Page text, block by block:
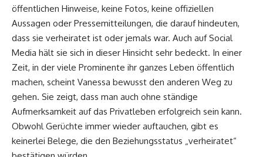
öffentlichen Hinweise, keine Fotos, keine offiziellen
Aussagen oder Pressemitteilungen, die darauf hindeuten,
dass sie verheiratet ist oder jemals war. Auch auf Social
Media hält sie sich in dieser Hinsicht sehr bedeckt. In einer
Zeit, in der viele Prominente ihr ganzes Leben öffentlich
machen, scheint Vanessa bewusst den anderen Weg zu
gehen. Sie zeigt, dass man auch ohne ständige
Aufmerksamkeit auf das Privatleben erfolgreich sein kann.
Obwohl Gerüchte immer wieder auftauchen, gibt es
keinerlei Belege, die den Beziehungsstatus „verheiratet“